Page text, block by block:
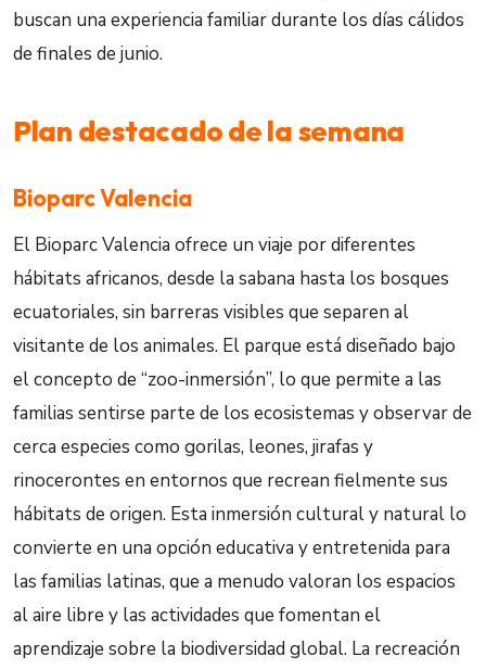
buscan una experiencia familiar durante los días cálidos
de finales de junio.
Plan destacado de la semana
Bioparc Valencia
El Bioparc Valencia ofrece un viaje por diferentes
hábitats africanos, desde la sabana hasta los bosques
ecuatoriales, sin barreras visibles que separen al
visitante de los animales. El parque está diseñado bajo
el concepto de “zoo-inmersión”, lo que permite a las
familias sentirse parte de los ecosistemas y observar de
cerca especies como gorilas, leones, jirafas y
rinocerontes en entornos que recrean fielmente sus
hábitats de origen. Esta inmersión cultural y natural lo
convierte en una opción educativa y entretenida para
las familias latinas, que a menudo valoran los espacios
al aire libre y las actividades que fomentan el
aprendizaje sobre la biodiversidad global. La recreación